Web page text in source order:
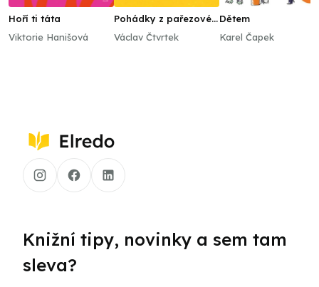
Hoří ti táta
Viktorie Hanišová
Pohádky z pařezové
chaloupky
Václav Čtvrtek
Dětem
Karel Čapek
Knižní tipy, novinky a sem tam
sleva?